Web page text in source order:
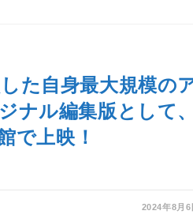
た自身最大規模の
ナル編集版として
で上映！
2024年8月6